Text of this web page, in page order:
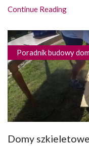
Continue Reading
Poradnik budowy
Domy